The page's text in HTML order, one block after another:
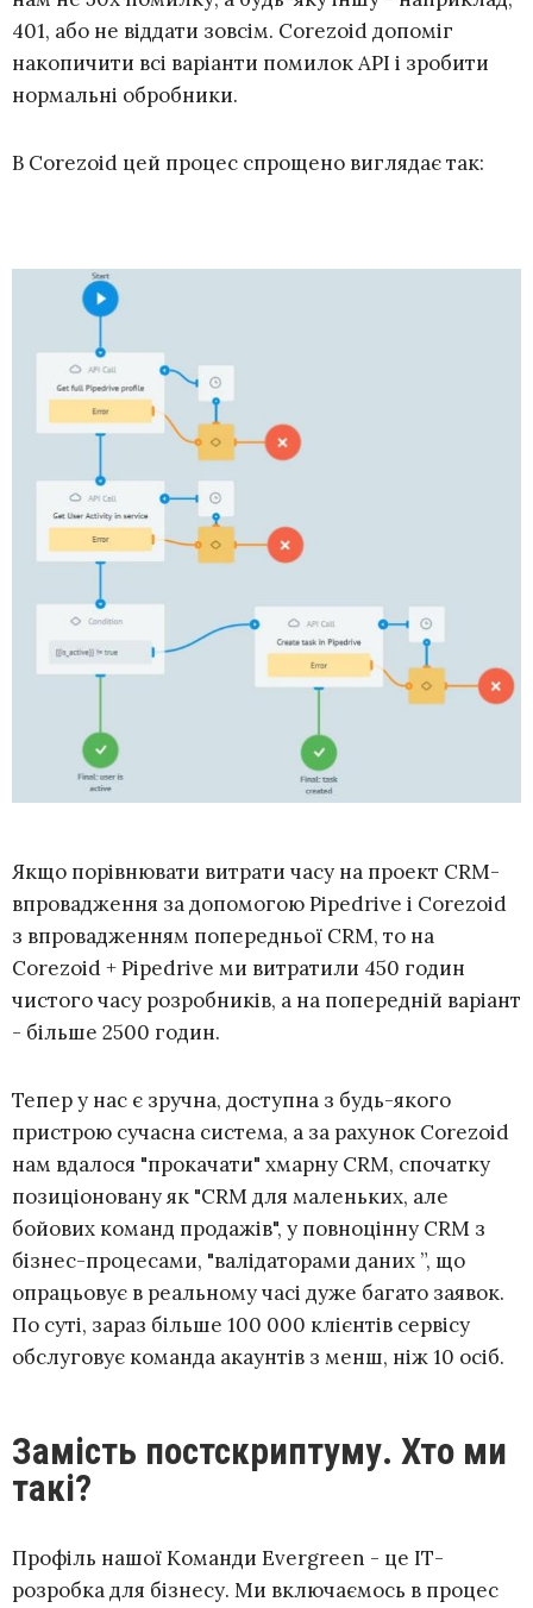
401, або не віддати зовсім. Corezoid допоміг
накопичити всі варіанти помилок API і зробити
нормальні обробники.
В Corezoid цей процес спрощено виглядає так:
Якщо порівнювати витрати часу на проект CRM-
впровадження за допомогою Pipedrive і Corezoid
з впровадженням попередньої CRM, то на
Corezoid + Pipedrive ми витратили 450 годин
чистого часу розробників, а на попередній варіант
- більше 2500 годин.
Тепер у нас є зручна, доступна з будь-якого
пристрою сучасна система, а за рахунок Corezoid
нам вдалося "прокачати" хмарну CRM, спочатку
позиціоновану як "CRM для маленьких, але
бойових команд продажів", у повноцінну CRM з
бізнес-процесами, "валідаторами даних ”, що
опрацьовує в реальному часі дуже багато заявок.
По суті, зараз більше 100 000 клієнтів сервісу
обслуговує команда акаунтів з менш, ніж 10 осіб.
Замість постскриптуму. Хто ми
такі?
Профіль нашої Команди Evergreen - це ІТ-
розробка для бізнесу. Ми включаємось в процес